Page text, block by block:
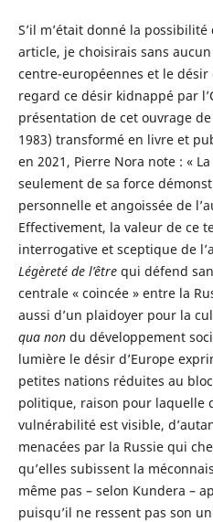
S’il m’était donné la
article, je choisirais sans
centre-européennes et le désir
regard ce désir kidnappé par
présentation de cet ouvrage
1983) transformé en livre et
en 2021, Pierre Nora note : «
seulement de sa force
personnelle et angoissée de
Effectivement, la valeur de ce
interrogative et sceptique de
Légèreté de l’être qui défend
centrale « coincée » entre la
aussi d’un plaidoyer pour la
qua nondu développement
lumière le désir d’Europe
petites nations réduites au
politique, raison pour laquelle
vulnérabilité est visible,
menacées par la Russie qui
qu’elles subissent la
même pas – selon Kundera –
puisqu’il ne ressent pas son